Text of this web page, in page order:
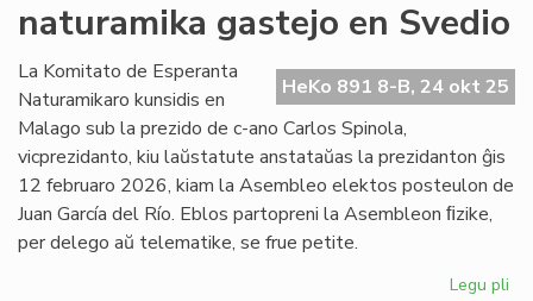
naturamika gastejo en Svedio
HeKo 891 8-B, 24 okt 25
La Komitato de Esperanta
Naturamikaro kunsidis en
Malago sub la prezido de c-ano Carlos Spinola,
vicprezidanto, kiu laŭstatute anstataŭas la prezidanton ĝis
12 februaro 2026, kiam la Asembleo elektos posteulon de
Juan García del Río. Eblos partopreni la Asembleon ﬁzike,
per delego aŭ telematike, se frue petite.
Legu pli